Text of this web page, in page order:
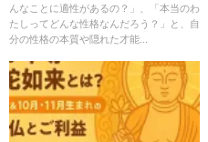
んなことに適性があるの？」、「本当のわ
たしってどんな性格なんだろう？」と、自
分の性格の本質や隠れた才能...